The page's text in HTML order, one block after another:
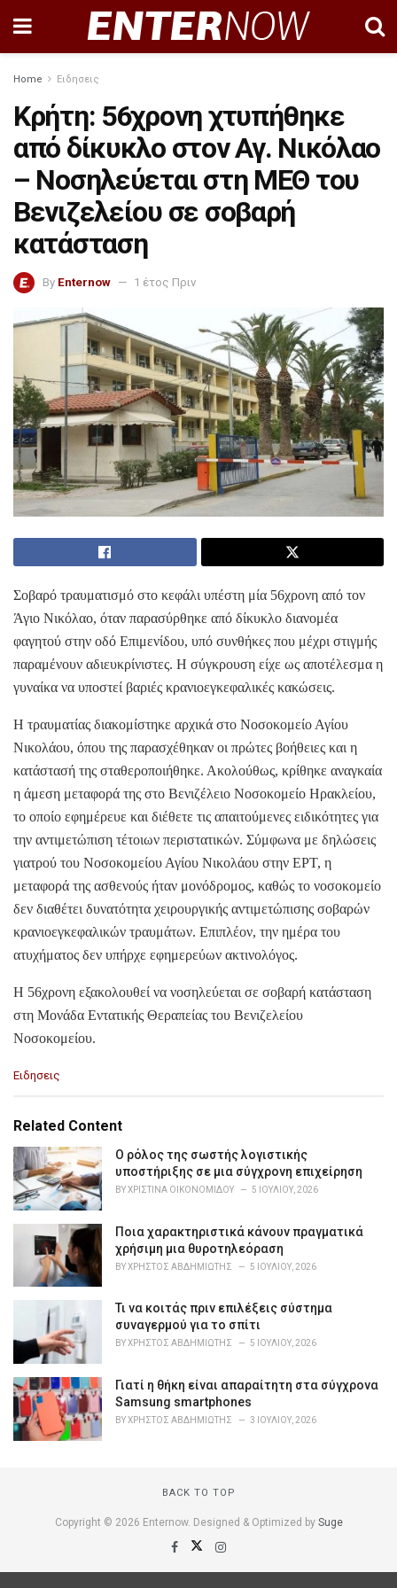
Home Ειδησεις
Κρήτη: 56χρονη χτυπήθηκε
από δίκυκλο στον Αγ. Νικόλαο
– Νοσηλεύεται στη ΜΕΘ του
Βενιζελείου σε σοβαρή
κατάσταση
By Enternow 1 έτος Πριν
Σοβαρό τραυματισμό στο κεφάλι υπέστη μία 56χρονη από τον
Άγιο Νικόλαο, όταν παρασύρθηκε από δίκυκλο διανομέα
φαγητού στην οδό Επιμενίδου, υπό συνθήκες που μέχρι στιγμής
παραμένουν αδιευκρίνιστες. Η σύγκρουση είχε ως αποτέλεσμα η
γυναίκα να υποστεί βαριές κρανιοεγκεφαλικές κακώσεις.
Η τραυματίας διακομίστηκε αρχικά στο Νοσοκομείο Αγίου
Νικολάου, όπου της παρασχέθηκαν οι πρώτες βοήθειες και η
κατάστασή της σταθεροποιήθηκε. Ακολούθως, κρίθηκε αναγκαία
η άμεση μεταφορά της στο Βενιζέλειο Νοσοκομείο Ηρακλείου,
το οποίο εφημέρευε και διέθετε τις απαιτούμενες ειδικότητες για
την αντιμετώπιση τέτοιων περιστατικών. Σύμφωνα με δηλώσεις
γιατρού του Νοσοκομείου Αγίου Νικολάου στην ΕΡΤ, η
μεταφορά της ασθενούς ήταν μονόδρομος, καθώς το νοσοκομείο
δεν διαθέτει δυνατότητα χειρουργικής αντιμετώπισης σοβαρών
κρανιοεγκεφαλικών τραυμάτων. Επιπλέον, την ημέρα του
ατυχήματος δεν υπήρχε εφημερεύων ακτινολόγος.
Η 56χρονη εξακολουθεί να νοσηλεύεται σε σοβαρή κατάσταση
στη Μονάδα Εντατικής Θεραπείας του Βενιζελείου
Νοσοκομείου.
C
e
o
r
i
e
Ειδησεις
Related Content
Ο ρόλος της σωστής λογιστικής
υποστήριξης σε μια σύγχρονη επιχείρηση
BYΧΡΙΣΤΊΝΑ ΟΙΚΟΝΟΜΊΔΟΥ 5 ΙΟΥΛΊΟΥ, 2026
Ποια χαρακτηριστικά κάνουν πραγματικά
χρήσιμη μια θυροτηλεόραση
BYΧΡΉΣΤΟΣ ΑΒΔΗΜΙΏΤΗΣ 5 ΙΟΥΛΊΟΥ, 2026
Τι να κοιτάς πριν επιλέξεις σύστημα
συναγερμού για το σπίτι
BYΧΡΉΣΤΟΣ ΑΒΔΗΜΙΏΤΗΣ 5 ΙΟΥΛΊΟΥ, 2026
Γιατί η θήκη είναι απαραίτητη στα σύγχρονα
Samsung smartphones
BYΧΡΉΣΤΟΣ ΑΒΔΗΜΙΏΤΗΣ 3 ΙΟΥΛΊΟΥ, 2026
BACK TO TOP
Copyright © 2026 Enternow. Designed & Optimized by Suge